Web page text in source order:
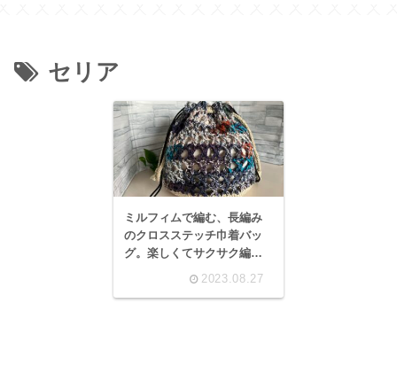
セリア
ミルフィムで編む、長編み
のクロスステッチ巾着バッ
グ。楽しくてサクサク編め
2023.08.27